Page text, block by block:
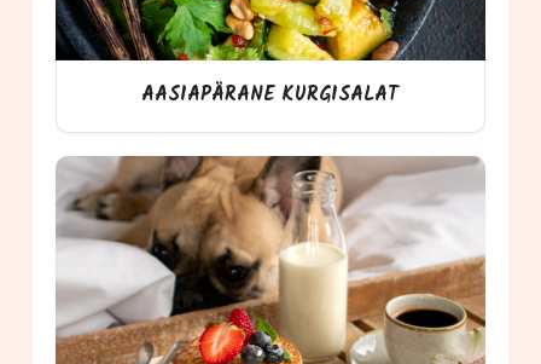
AASIAPÄRANE KURGISALAT